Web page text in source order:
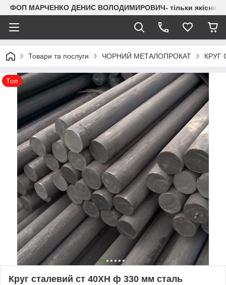
ФОП МАРЧЕНКО ДЕНИС ВОЛОДИМИРОВИЧ- тільки якісний
Товари та послуги ЧОРНИЙ МЕТАЛОПРОКАТ КРУГ
Топ
Круг сталевий ст 40ХН ф 330 мм сталь